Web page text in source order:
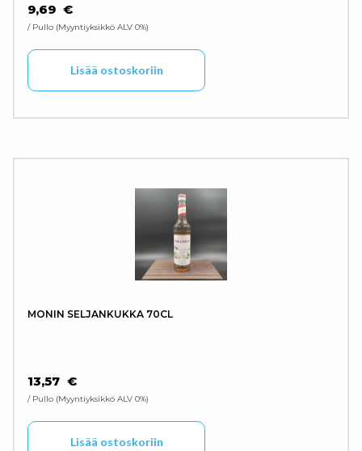
9,69 €
/ Pullo Myyntiyksikkö ALV 0%
Lisää ostoskoriin
MONIN SELJANKUKKA 70CL
13,57 €
/ Pullo Myyntiyksikkö ALV 0%
Lisää ostoskoriin